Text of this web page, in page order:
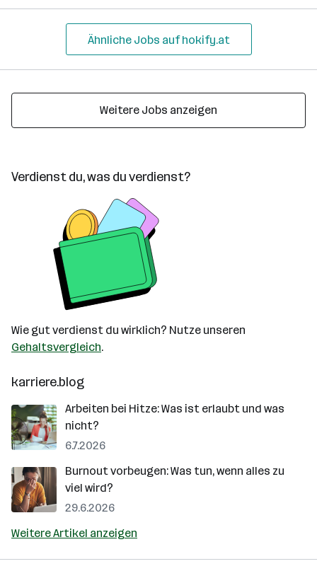
Ähnliche Jobs auf hokify.at
Weitere Jobs anzeigen
Verdienst du, was du verdienst?
Wie gut verdienst du wirklich? Nutze unseren
Gehaltsvergleich.
karriere.blog
Arbeiten bei Hitze: Was ist erlaubt und was
nicht?
6.7.2026
Burnout vorbeugen: Was tun, wenn alles zu
viel wird?
29.6.2026
Weitere Artikel anzeigen